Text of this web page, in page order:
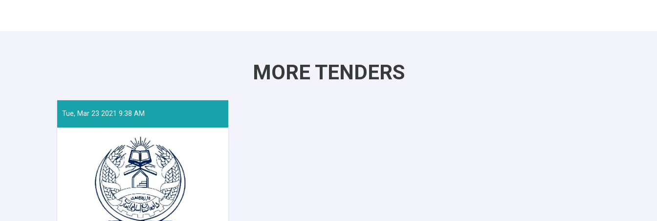
MORE TENDERS
Tue, Mar 23 2021 9:38 AM